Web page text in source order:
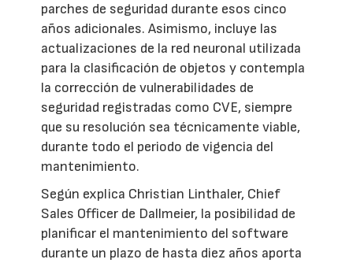
parches de seguridad durante esos cinco
años adicionales. Asimismo, incluye las
actualizaciones de la red neuronal utilizada
para la clasificación de objetos y contempla
la corrección de vulnerabilidades de
seguridad registradas como CVE, siempre
que su resolución sea técnicamente viable,
durante todo el periodo de vigencia del
mantenimiento.
Según explica Christian Linthaler, Chief
Sales Officer de Dallmeier, la posibilidad de
planificar el mantenimiento del software
durante un plazo de hasta diez años aporta